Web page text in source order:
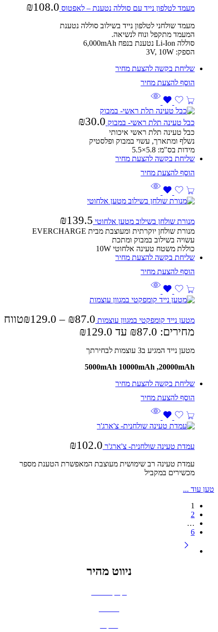
מעמד לטלפון נייד עם סוללה נטענת – לאפטוס ₪108.0
מעמד שולחני לטלפון נייד בשילוב סוללה נטענת
המעמד מתקפל ונוח לנשיאה.
סוללה Li-Ion נטענת בנפח 6,000mAh
הספק: 3V, 10W
שליחת בקשה להצעת מחיר
כבל טעינה תלת ראשי- במבוק ₪30.0
כבל טעינה תלת ראשי איכותי
נשלף ומתארך, עשוי במבוק ופלסטיק
מידות בס"מ: 5.8×5.5
שליחת בקשה להצעת מחיר
מנורת שולחן בשילוב מטען אלחוטי ₪139.5
מנורת שולחן יוקרתית ומעוצבת מבית EVERCHARGE
עשויה בשילוב במבוק ומתכת
כוללת משטח טעינה אלחוטי 10W
שליחת בקשה להצעת מחיר
מטען נייד קומפקטי במגוון עוצמות ₪87.0
–
₪129.0
טווח
מחירים: ⁦₪87.0⁩ עד ⁦₪129.0⁩
מטען נייד המגיע ב3 עוצמות לבחירתך
5000mAh 10000mAh ,20000mAh
שליחת בקשה להצעת מחיר
עמדת טעינה שולחנית- צ'ארג'ר ₪102.0
עמדת טעינה רב שימושית מעוצבת המאפשרת הטענת מספר
מכשירים במקביל
טען עוד ...
1
2
…
6
ניווט מהיר